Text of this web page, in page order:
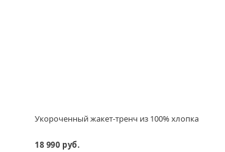
Укороченный жакет-тренч из 100% хлопка
18 990 руб.